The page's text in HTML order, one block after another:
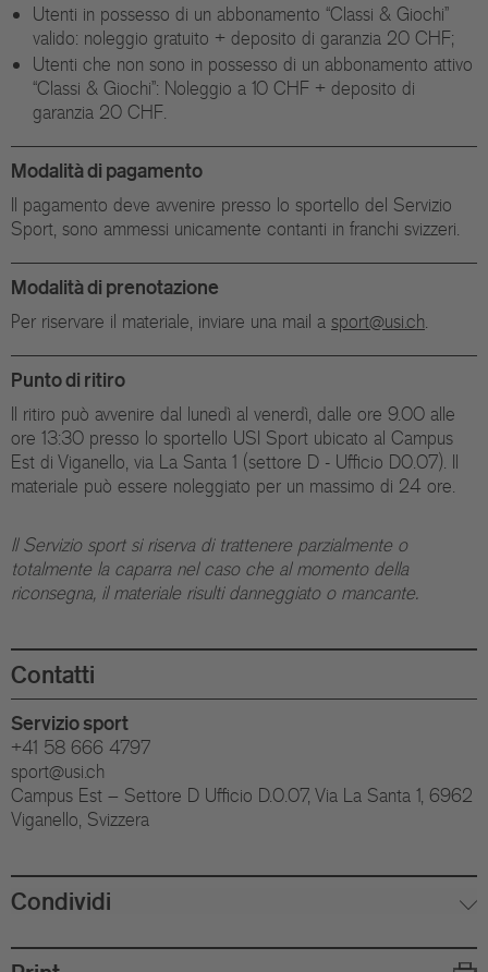
Utenti in possesso di un abbonamento “Classi & Giochi”
valido: noleggio gratuito + deposito di garanzia 20 CHF;
Utenti che non sono in possesso di un abbonamento attivo
“Classi & Giochi”: Noleggio a 10 CHF + deposito di
garanzia 20 CHF.
Modalità di pagamento
Il pagamento deve avvenire presso lo sportello del Servizio
Sport, sono ammessi unicamente contanti in franchi svizzeri.
Modalità di prenotazione
Per riservare il materiale, inviare una mail a sport@usi.ch.
Punto di ritiro
Il ritiro può avvenire dal lunedì al venerdì, dalle ore 9.00 alle
ore 13:30 presso lo sportello USI Sport ubicato al Campus
Est di Viganello, via La Santa 1 (settore D - Ufficio D0.07). Il
materiale può essere noleggiato per un massimo di 24 ore.
Il Servizio sport si riserva di trattenere parzialmente o
totalmente la caparra nel caso che al momento della
riconsegna, il materiale risulti danneggiato o mancante.
Contatti
Servizio sport
+41 58 666 4797
sport@usi.ch
Campus Est – Settore D Ufficio D.0.07, Via La Santa 1, 6962
Viganello, Svizzera
Condividi